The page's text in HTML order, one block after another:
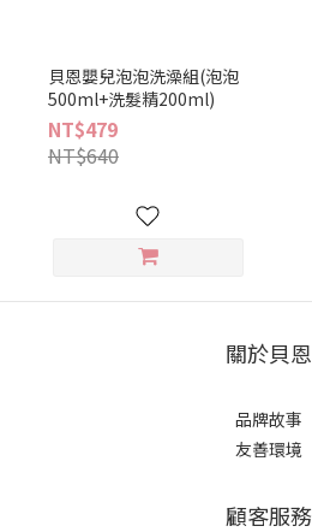
貝恩嬰兒泡泡洗澡組(泡泡
500ml+洗髮精200ml)
NT$479
NT$640
關於貝恩
品牌故事
友善環境
顧客服務